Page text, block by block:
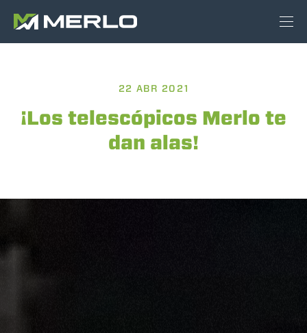
22 ABR 2021
¡Los telescópicos Merlo te
dan alas!